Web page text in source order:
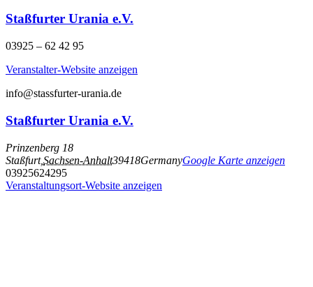
Staßfurter Urania e.V.
03925 – 62 42 95
Veranstalter-Website anzeigen
info@stassfurter-urania.de
Staßfurter Urania e.V.
Prinzenberg 18
Staßfurt,Sachsen-Anhalt39418GermanyGoogle Karte anzeigen
03925624295
Veranstaltungsort-Website anzeigen